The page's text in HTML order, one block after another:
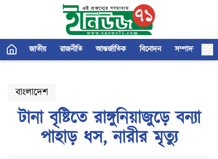
জাতীয় রাজনীতি আন্তর্জাতিক বিনোদন সম্পাদকীয়
বাংলাদেশ
টানা বৃষ্টিতে রাঙ্গুনিয়াজুড়ে বন্যা
পাহাড় ধস, নারীর মৃত্যু